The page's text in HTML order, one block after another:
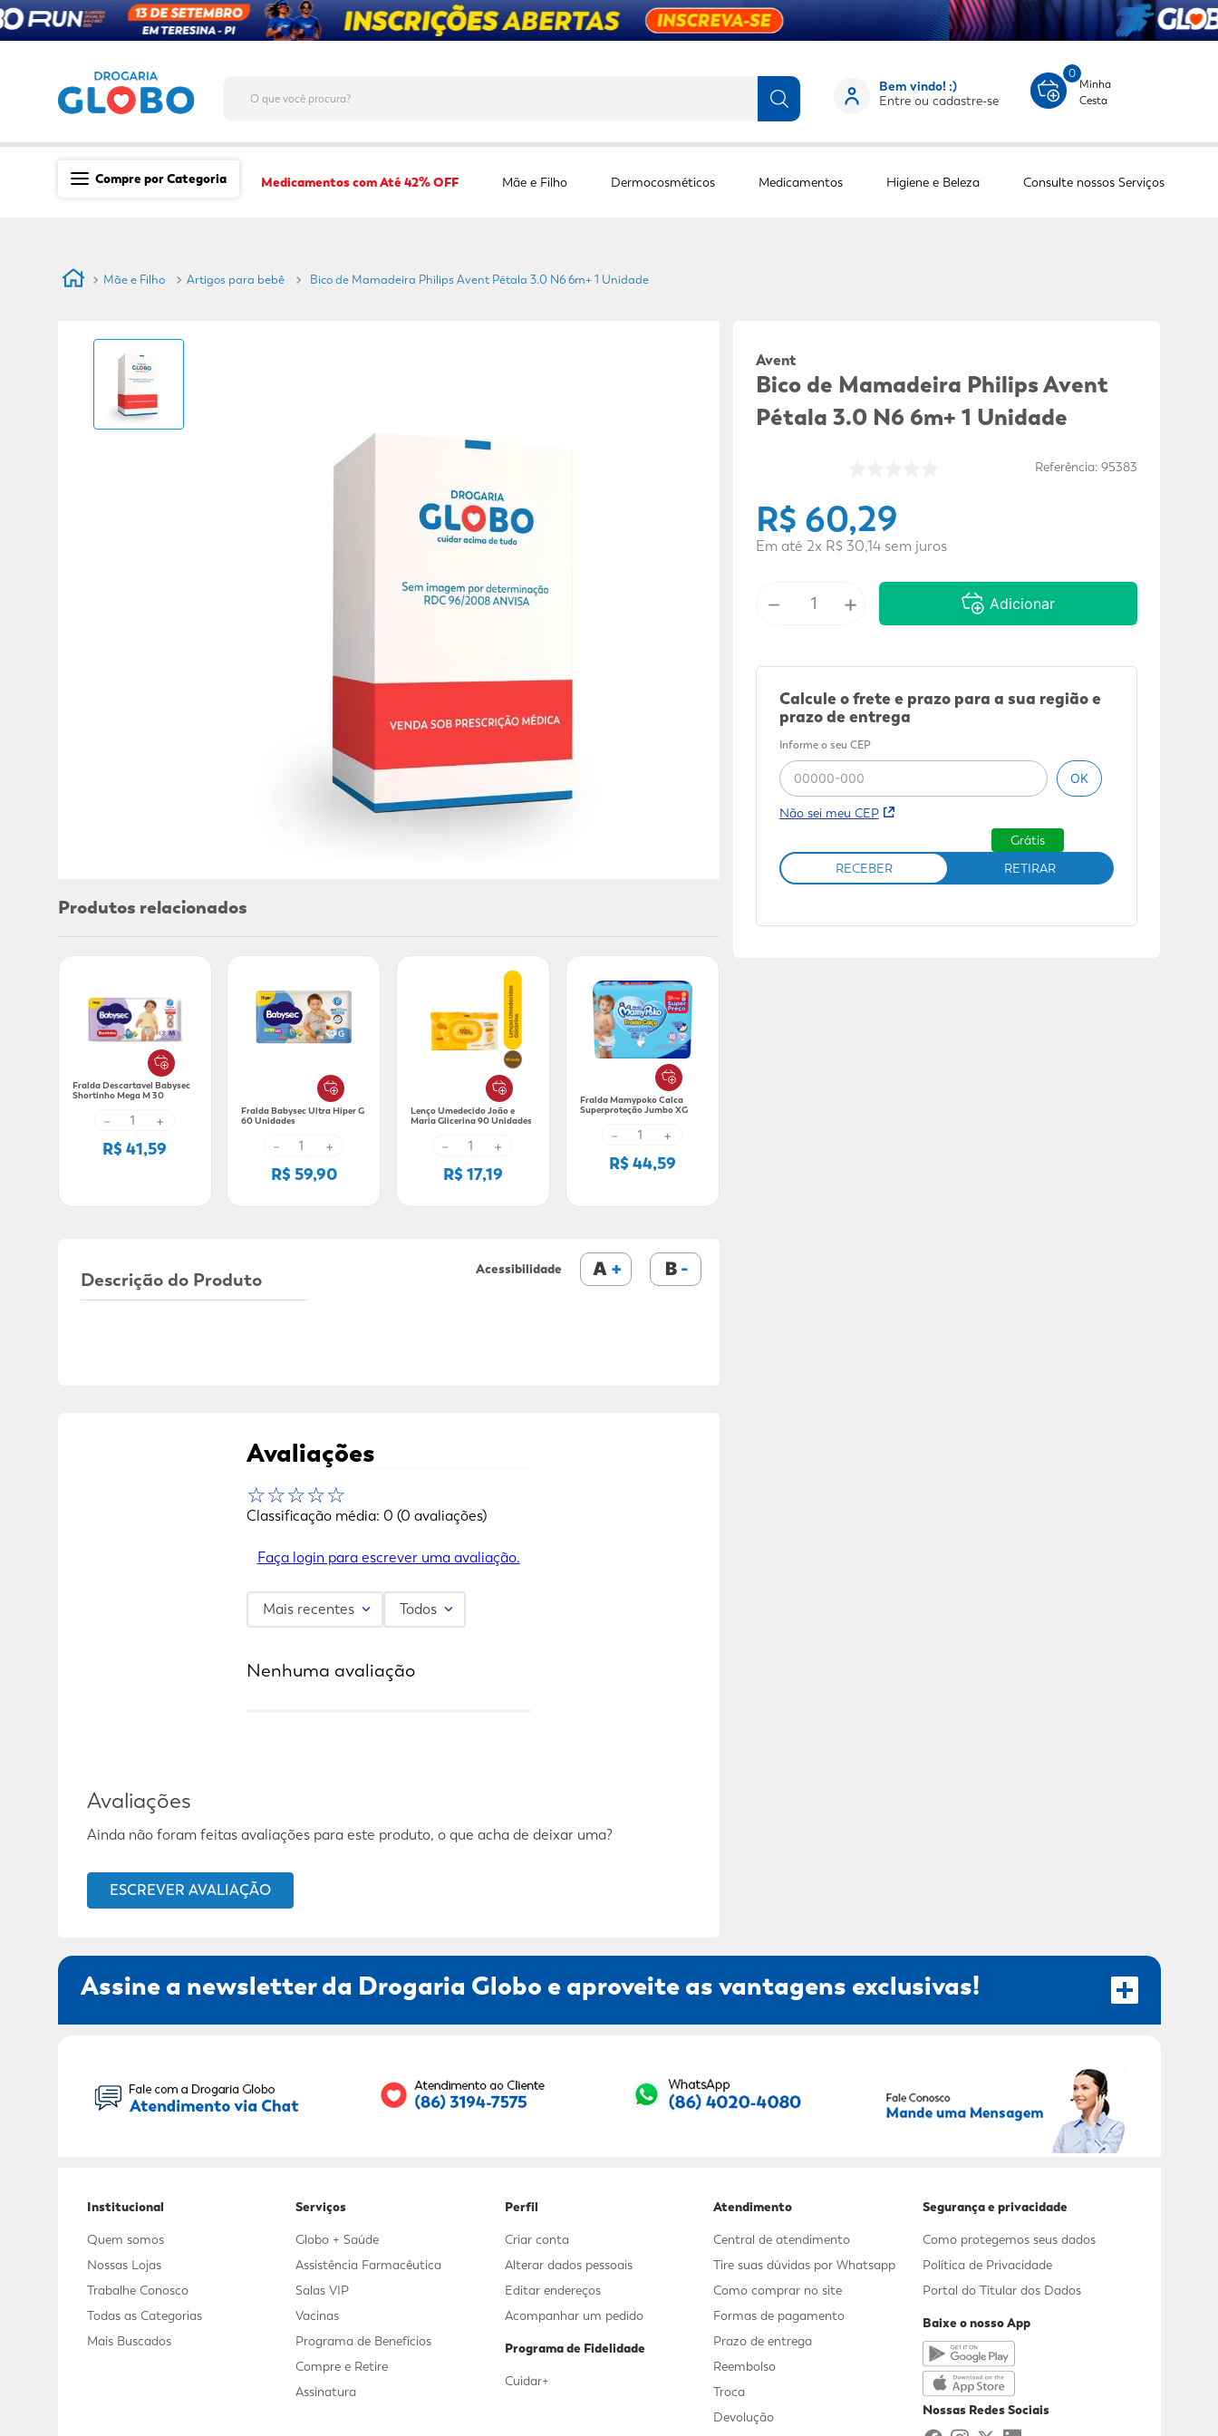
Bem vindo! :)
Entre ou cadastre-se
0
Minha
Cesta
Compre por Categoria
Dermocosméticos
Higiene & Beleza
Conveniência
Promoções
Medicamentos com Até 42% OFF Mãe e Filho Dermocosméticos Medicamentos Higiene e Beleza Consulte nossos Serviços
Mãe e Filho Artigos para bebê Bico de Mamadeira Philips Avent Pétala 3.0 N6 6m+ 1 Unidade
Produtos relacionados
Fralda Descartavel Babysec
Shortinho Mega M 30
－ +
R$ 41,59
Fralda Babysec Ultra Hiper G
60 Unidades
－ +
R$ 59,90
Lenço Umedecido João e
Maria Glicerina 90 Unidades
－ +
R$ 17,19
Fralda Mamypoko Calca
Superproteção Jumbo XG
－ +
R$ 44,59
Acessibilidade A B
Descrição do Produto
Avaliações
☆☆☆☆☆
Classificação média: 0 (0 avaliações)
Faça login para escrever uma avaliação.
Mais recentes Todos
Nenhuma avaliação
Avaliações
Ainda não foram feitas avaliações para este produto, o que acha de deixar uma?
ESCREVER AVALIAÇÃO
avent
Bico de Mamadeira Philips Avent
Pétala 3.0 N6 6m+ 1 Unidade
Referência:95383
R$ 60,29
Em até 2x R$ 30,14sem juros
－ + Adicionar
Calcule o frete e prazo para a sua região e
prazo de entrega
Informe o seu CEP
OK
Não sei meu CEP
RECEBER RETIRAR
Grátis
Assine a newsletter da Drogaria Globo e aproveite as vantagens exclusivas!
RECEBER OFERTAS EXCLUSIVAS!
Institucional
Quem somos
Nossas Lojas
Trabalhe Conosco
Todas as Categorias
Mais Buscados
Serviços
Globo + Saúde
Assistência Farmacêutica
Salas VIP
Vacinas
Programa de Benefícios
Compre e Retire
Assinatura
Perfil
Criar conta
Alterar dados pessoais
Editar endereços
Acompanhar um pedido
Programa de Fidelidade
Cuidar+
Atendimento
Central de atendimento
Tire suas dúvidas por Whatsapp
Como comprar no site
Formas de pagamento
Prazo de entrega
Reembolso
Troca
Devolução
Segurança e privacidade
Como protegemos seus dados
Política de Privacidade
Portal do Titular dos Dados
Baixe o nosso App
Nossas Redes Sociais
protetor solar
5º
dove
10º